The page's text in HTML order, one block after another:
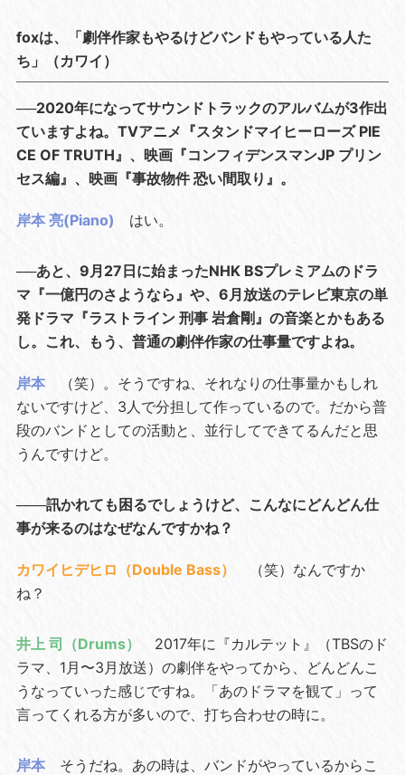
foxは、「劇伴作家もやるけどバンドもやっている人た
ち」（カワイ）
──2020年になってサウンドトラックのアルバムが3作出
ていますよね。TVアニメ『スタンドマイヒーローズ PIE
CE OF TRUTH』、映画『コンフィデンスマンJP プリン
セス編』、映画『事故物件 恐い間取り』。
岸本 亮(Piano) はい。
──あと、9月27日に始まったNHK BSプレミアムのドラ
マ『一億円のさようなら』や、6月放送のテレビ東京の単
発ドラマ『ラストライン 刑事 岩倉剛』の音楽とかもある
し。これ、もう、普通の劇伴作家の仕事量ですよね。
岸本
（笑）。そうですね、それなりの仕事量かもしれ
ないですけど、3人で分担して作っているので。だから普
段のバンドとしての活動と、並行してできてるんだと思
うんですけど。
───訊かれても困るでしょうけど、こんなにどんどん仕
事が来るのはなぜなんですかね？
カワイヒデヒロ（Double Bass）
（笑）なんですか
ね？
井上 司（Drums）
2017年に『カルテット』（TBSのド
ラマ、1月〜3月放送）の劇伴をやってから、どんどんこ
うなっていった感じですね。「あのドラマを観て」って
言ってくれる方が多いので、打ち合わせの時に。
岸本
そうだね。あの時は、バンドがやっているからこ